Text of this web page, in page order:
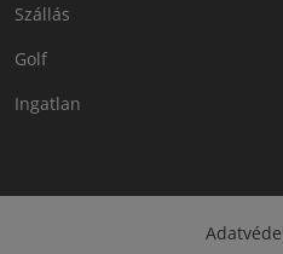
Szállás
Golf
Ingatlan